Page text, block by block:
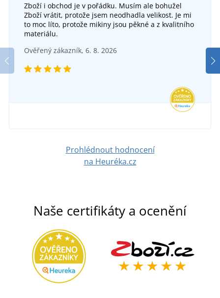
Zboží i obchod je v pořádku. Musím ale bohužel
Zboží vrátit, protože jsem neodhadla velikost. Je mi
to moc líto, protože mikiny jsou pěkné a z kvalitního
materiálu.
Ověřený zákazník, 6. 8. 2026
Prohlédnout hodnocení
na Heuréka.cz
Naše certifikáty a ocenění